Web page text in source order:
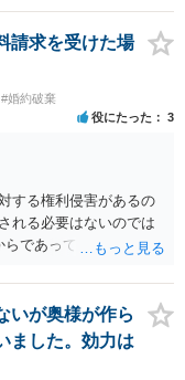
なる可能性はあります
制執行により不動産等
図られることになりま
で、その場合は分割払
うな事情であれば、私
か。 ⇒ご相談者様の認
る必要はないと考えら
ことがベターかと存じ
的、精神的負担等）、
示すことで、プラス
多くの場合は、相手
下で合意できる場合は
８０万円程度になる
問② ご記載の内容が
。 なお、ご自身が離
いますので、ご注意く
綻していたことや、
張することもあります
合にそれらの主張が
違約金を５０万円とす
基準はありません。
体が無効になり得ます
良俗に反するほど高額
かどうかというより
お考えいただくといい
請求を受けた場
#婚約破棄
役にたった 3
する権利侵害があるの
れる必要はないのでは
であっても、そこに紐
神的損害が発生したと
れる可能性も低いので
いが奥様が作ら
ました。効力は